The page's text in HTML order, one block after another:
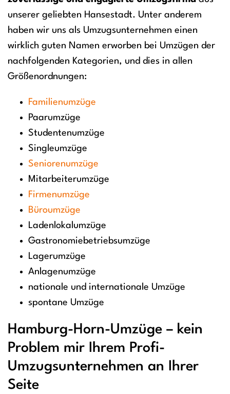
unserer geliebten Hansestadt. Unter anderem
haben wir uns als Umzugsunternehmen einen
wirklich guten Namen erworben bei Umzügen der
nachfolgenden Kategorien, und dies in allen
Größenordnungen:
Familienumzüge
Paarumzüge
Studentenumzüge
Singleumzüge
Seniorenumzüge
Mitarbeiterumzüge
Firmenumzüge
Büroumzüge
Ladenlokalumzüge
Gastronomiebetriebsumzüge
Lagerumzüge
Anlagenumzüge
nationale und internationale Umzüge
spontane Umzüge
Hamburg-Horn-Umzüge – kein
Problem mir Ihrem Profi-
Umzugsunternehmen an Ihrer
Seite